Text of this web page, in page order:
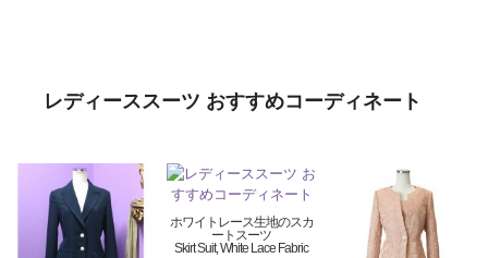
レディーススーツ おすすめコーディネート
ホワイトレース生地のスカ
ートスーツ
Skirt Suit, White Lace Fabric